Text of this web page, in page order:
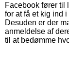
Facebook fører
for at få et kig ind
Desuden er der
anmeldelse af
til at bedømme